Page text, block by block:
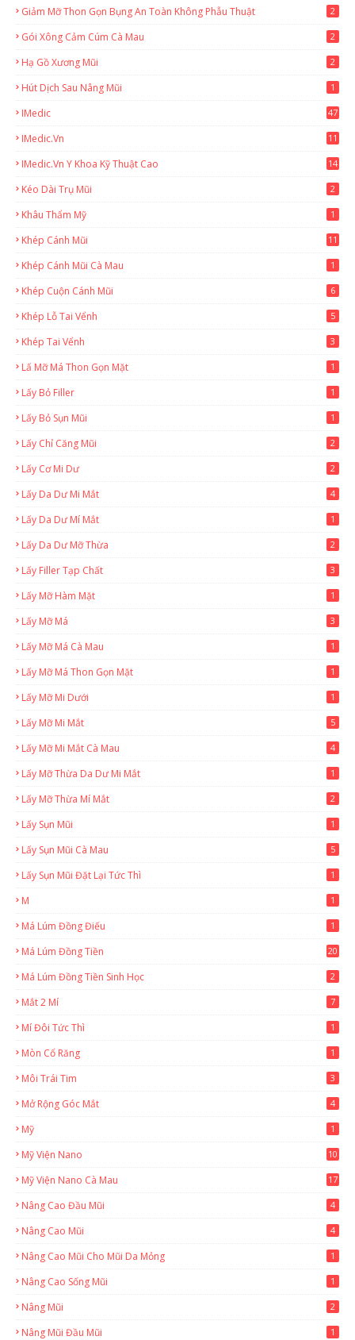
Giảm Mỡ Thon Gọn Bụng An Toàn Không Phẫu Thuật 2
Gói Xông Cảm Cúm Cà Mau 2
Hạ Gồ Xương Mũi 2
Hút Dịch Sau Nâng Mũi 1
IMedic 47
IMedic.vn
11
IMedic.vn Y Khoa Kỹ Thuật Cao 14
Kéo Dài Trụ Mũi 2
Khâu Thẩm Mỹ 1
Khép Cánh Mũi 11
Khép Cánh Mũi Cà Mau 1
Khép Cuộn Cánh Mũi 6
Khép Lỗ Tai Vểnh 5
Khép Tai Vểnh 3
Lấ Mỡ Má Thon Gọn Mặt 1
Lấy Bỏ Filler 1
Lấy Bỏ Sụn Mũi 1
Lấy Chỉ Căng Mũi 2
Lấy Cơ Mi Dư 2
Lấy Da Dư Mi Mắt 4
Lấy Da Dư Mí Mắt 1
Lấy Da Dư Mỡ Thừa 2
Lấy Filler Tạp Chất 3
Lấy Mỡ Hàm Mặt 1
Lấy Mỡ Má 3
Lấy Mỡ Má Cà Mau 1
Lấy Mỡ Má Thon Gọn Mặt 1
Lấy Mỡ Mi Dưới 1
Lấy Mỡ Mi Mắt 5
Lấy Mỡ Mi Mắt Cà Mau 4
Lấy Mỡ Thừa Da Dư Mi Mắt 1
Lấy Mỡ Thừa Mí Mắt 2
Lấy Sụn Mũi 1
Lấy Sụn Mũi Cà Mau 5
Lấy Sụn Mũi Đặt Lại Tức Thì 1
M 1
Má Lúm Đồng Điếu 1
Má Lúm Đồng Tiền 20
Má Lúm Đồng Tiền Sinh Học 2
Mắt 2 Mí 7
Mí Đôi Tức Thì 1
Mòn Cổ Răng 1
Môi Trái Tim 3
Mở Rộng Góc Mắt 4
Mỹ 1
Mỹ Viện Nano 10
Mỹ Viện Nano Cà Mau
17
Nâng Cao Đầu Mũi 4
Nâng Cao Mũi 4
Nâng Cao Mũi Cho Mũi Da Mỏng 1
Nâng Cao Sống Mũi 1
Nâng Mũi 2
Nâng Mũi Đầu Mũi 1